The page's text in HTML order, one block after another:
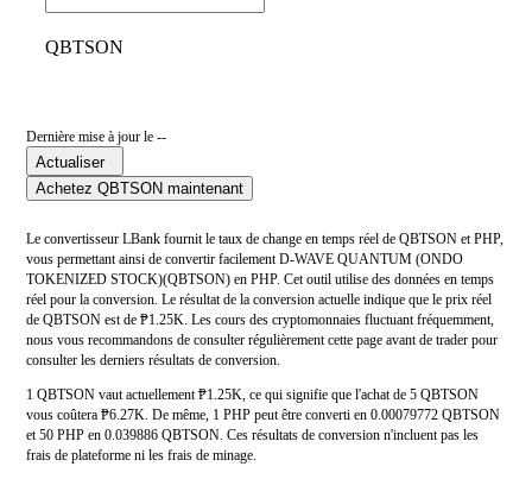
QBTSON
Dernière mise à jour le --
Actualiser
Achetez QBTSON maintenant
Le convertisseur LBank fournit le taux de change en temps réel de QBTSON et PHP,
vous permettant ainsi de convertir facilement D-WAVE QUANTUM (ONDO
TOKENIZED STOCK)(QBTSON) en PHP. Cet outil utilise des données en temps
réel pour la conversion. Le résultat de la conversion actuelle indique que le prix réel
de QBTSON est de ₱1.25K. Les cours des cryptomonnaies fluctuant fréquemment,
nous vous recommandons de consulter régulièrement cette page avant de trader pour
consulter les derniers résultats de conversion.
1 QBTSON vaut actuellement ₱1.25K, ce qui signifie que l'achat de 5 QBTSON
vous coûtera ₱6.27K. De même, 1 PHP peut être converti en 0.00079772 QBTSON
et 50 PHP en 0.039886 QBTSON. Ces résultats de conversion n'incluent pas les
frais de plateforme ni les frais de minage.